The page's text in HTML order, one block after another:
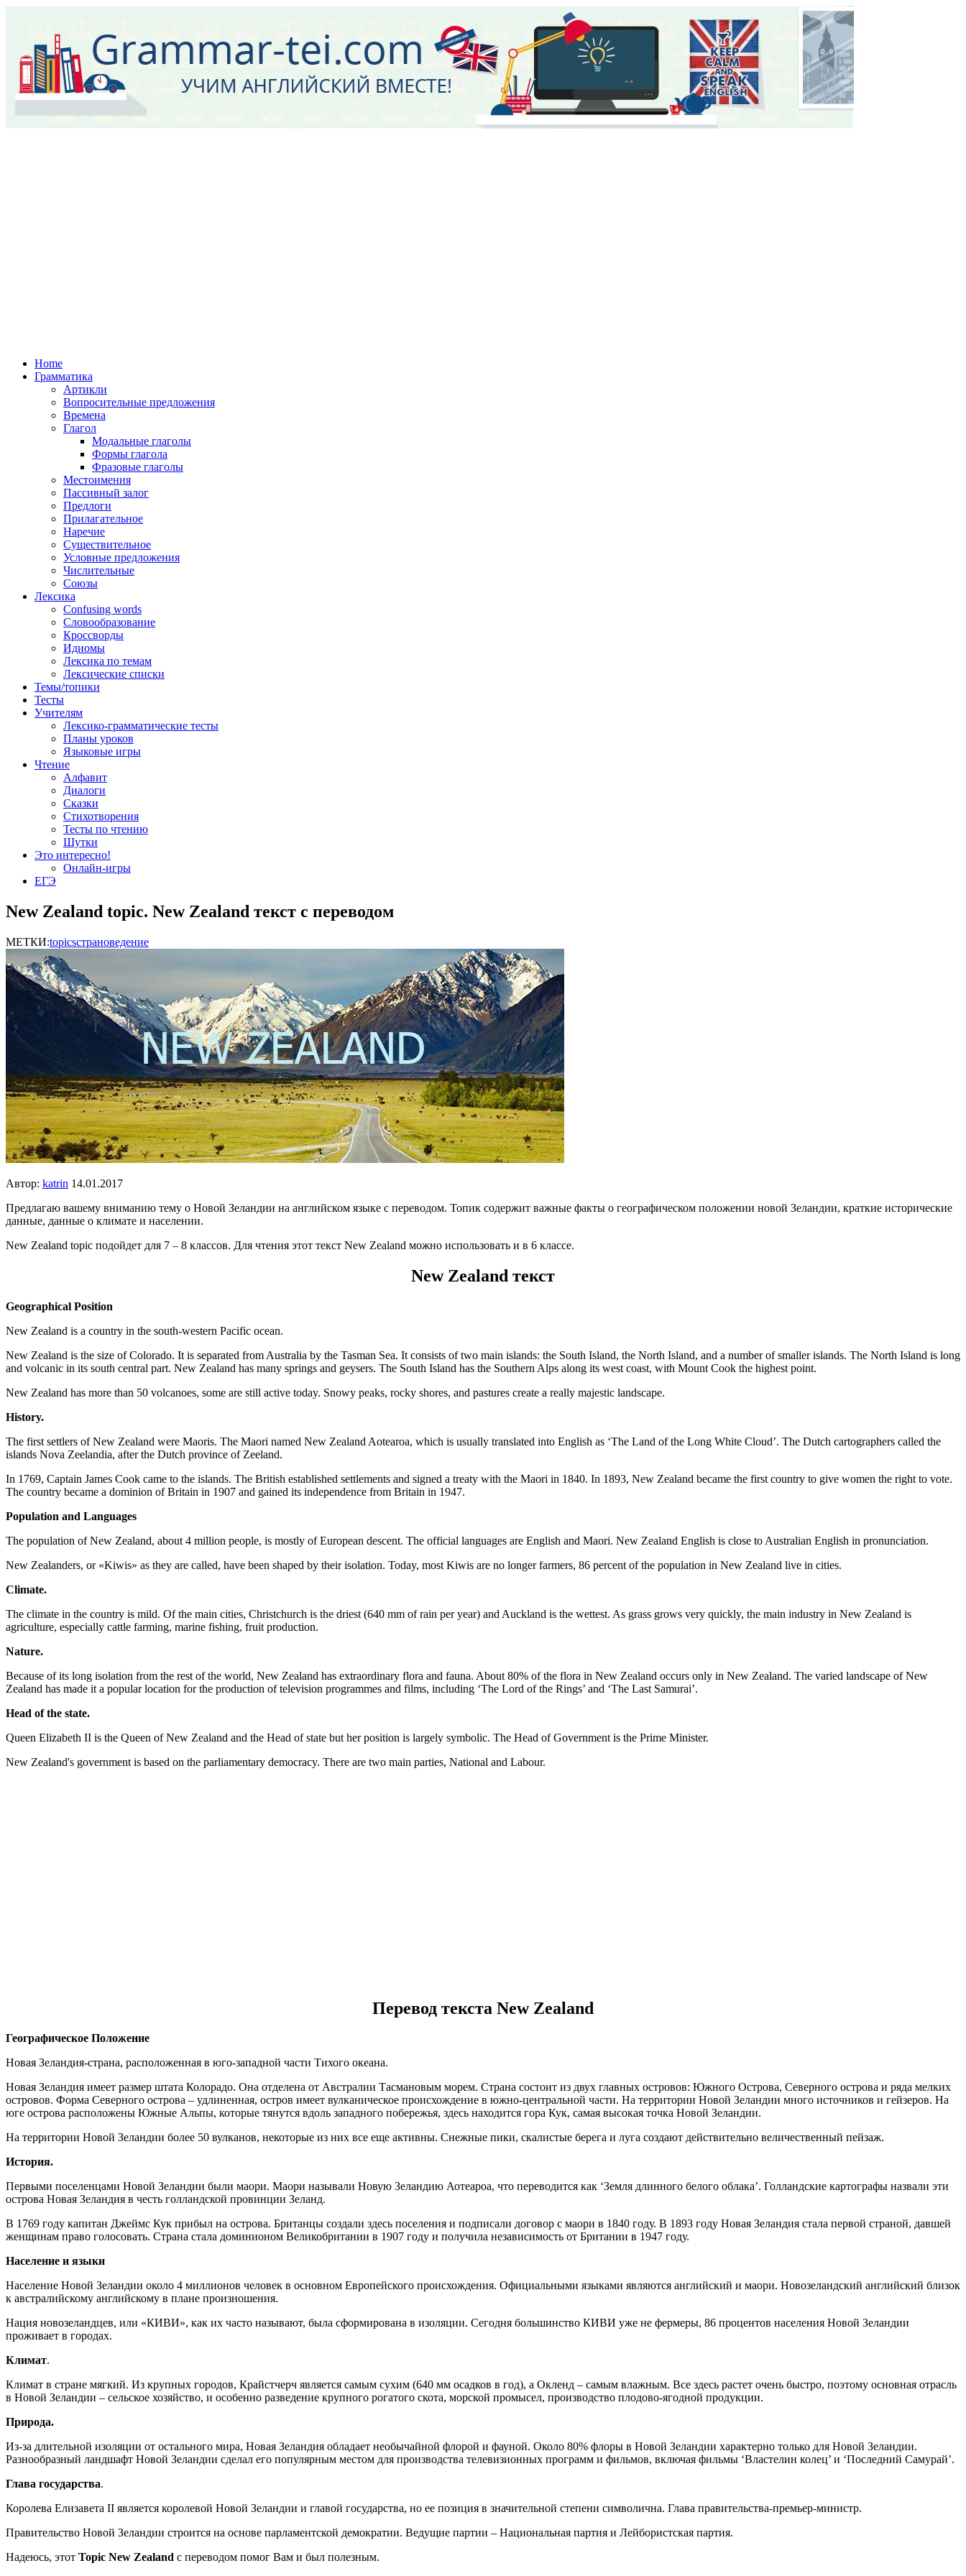
Home
Грамматика
Артикли
Вопросительные предложения
Времена
Глагол
Модальные глаголы
Формы глагола
Фразовые глаголы
Местоимения
Пассивный залог
Предлоги
Прилагательное
Наречие
Существительное
Условные предложения
Числительные
Союзы
Лексика
Confusing words
Словообразование
Кроссворды
Идиомы
Лексика по темам
Лексические списки
Темы/топики
Тесты
Учителям
Лексико-грамматические тесты
Планы уроков
Языковые игры
Чтение
Алфавит
Диалоги
Сказки
Стихотворения
Тесты по чтению
Шутки
Это интересно!
Онлайн-игры
ЕГЭ
New Zealand topic. New Zealand текст с переводом
МЕТКИ:topicsстрановедение
Автор: katrin 14.01.2017
Предлагаю вашему вниманию тему о Новой Зеландии на английском языке с переводом. Топик содержит важные факты о географическом положении новой Зеландии, краткие исторические
данные, данные о климате и населении.
New Zealand topic подойдет для 7 – 8 классов. Для чтения этот текст New Zealand можно использовать и в 6 классе.
New Zealand текст
Geographical Position
New Zealand is a country in the south-western Pacific ocean.
New Zealand is the size of Colorado. It is separated from Australia by the Tasman Sea. It consists of two main islands: the South Island, the North Island, and a number of smaller islands. The North Island is long
and volcanic in its south central part. New Zealand has many springs and geysers. The South Island has the Southern Alps along its west coast, with Mount Cook the highest point.
New Zealand has more than 50 volcanoes, some are still active today. Snowy peaks, rocky shores, and pastures create a really majestic landscape.
History.
The first settlers of New Zealand were Maoris. The Maori named New Zealand Aotearoa, which is usually translated into English as ‘The Land of the Long White Cloud’. The Dutch cartographers called the
islands Nova Zeelandia, after the Dutch province of Zeeland.
In 1769, Captain James Cook came to the islands. The British established settlements and signed a treaty with the Maori in 1840. In 1893, New Zealand became the first country to give women the right to vote.
The country became a dominion of Britain in 1907 and gained its independence from Britain in 1947.
Population and Languages
The population of New Zealand, about 4 million people, is mostly of European descent. The official languages are English and Maori. New Zealand English is close to Australian English in pronunciation.
New Zealanders, or «Kiwis» as they are called, have been shaped by their isolation. Today, most Kiwis are no longer farmers, 86 percent of the population in New Zealand live in cities.
Climate.
The climate in the country is mild. Of the main cities, Christchurch is the driest (640 mm of rain per year) and Auckland is the wettest. As grass grows very quickly, the main industry in New Zealand is
agriculture, especially cattle farming, marine fishing, fruit production.
Nature.
Because of its long isolation from the rest of the world, New Zealand has extraordinary flora and fauna. About 80% of the flora in New Zealand occurs only in New Zealand. The varied landscape of New
Zealand has made it a popular location for the production of television programmes and films, including ‘The Lord of the Rings’ and ‘The Last Samurai’.
Head of the state.
Queen Elizabeth II is the Queen of New Zealand and the Head of state but her position is largely symbolic. The Head of Government is the Prime Minister.
New Zealand's government is based on the parliamentary democracy. There are two main parties, National and Labour.
Перевод текста New Zealand
Географическое Положение
Новая Зеландия-страна, расположенная в юго-западной части Тихого океана.
Новая Зеландия имеет размер штата Колорадо. Она отделена от Австралии Тасмановым морем. Страна состоит из двух главных островов: Южного Острова, Северного острова и ряда мелких
островов. Форма Северного острова – удлиненная, остров имеет вулканическое проиcхождение в южно-центральной части. На территории Новой Зеландии много источников и гейзеров. На
юге острова расположены Южные Альпы, которые тянутся вдоль западного побережья, здесь находится гора Кук, самая высокая точка Новой Зеландии.
На территории Новой Зеландии более 50 вулканов, некоторые из них все еще активны. Снежные пики, скалистые берега и луга создают действительно величественный пейзаж.
История.
Первыми поселенцами Новой Зеландии были маори. Маори называли Новую Зеландию Аотеароа, что переводится как ‘Земля длинного белого облака’. Голландские картографы назвали эти
острова Новая Зеландия в честь голландской провинции Зеланд.
В 1769 году капитан Джеймс Кук прибыл на острова. Британцы создали здесь поселения и подписали договор с маори в 1840 году. В 1893 году Новая Зеландия стала первой страной, давшей
женщинам право голосовать. Страна стала доминионом Великобритании в 1907 году и получила независимость от Британии в 1947 году.
Население и языки
Население Новой Зеландии около 4 миллионов человек в основном Европейского происхождения. Официальными языками являются английский и маори. Новозеландский английский близок
к австралийскому английскому в плане произношения.
Нация новозеландцев, или «КИВИ», как их часто называют, была сформирована в изоляции. Сегодня большинство КИВИ уже не фермеры, 86 процентов населения Новой Зеландии
проживает в городах.
Климат.
Климат в стране мягкий. Из крупных городов, Крайстчерч является самым сухим (640 мм осадков в год), а Окленд – самым влажным. Все здесь растет очень быстро, поэтому основная отрасль
в Новой Зеландии – сельское хозяйство, и особенно разведение крупного рогатого скота, морской промысел, производство плодово-ягодной продукции.
Природа.
Из-за длительной изоляции от остального мира, Новая Зеландия обладает необычайной флорой и фауной. Около 80% флоры в Новой Зеландии характерно только для Новой Зеландии.
Разнообразный ландшафт Новой Зеландии сделал его популярным местом для производства телевизионных программ и фильмов, включая фильмы ‘Властелин колец’ и ‘Последний Самурай’.
Глава государства.
Королева Елизавета II является королевой Новой Зеландии и главой государства, но ее позиция в значительной степени символична. Глава правительства-премьер-министр.
Правительство Новой Зеландии строится на основе парламентской демократии. Ведущие партии – Национальная партия и Лейбористская партия.
Надеюсь, этот Topiс New Zealand с переводом помог Вам и был полезным.